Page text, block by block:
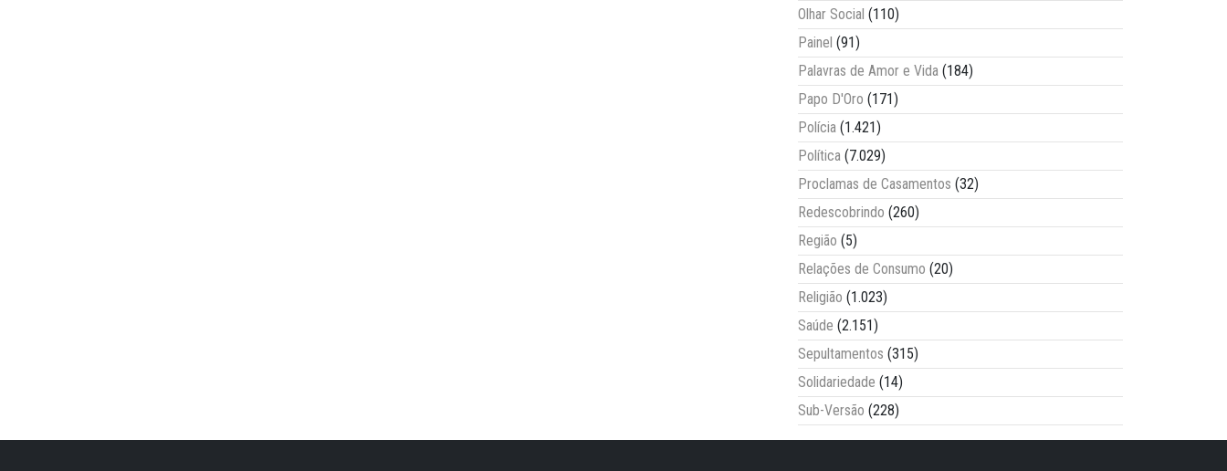
Olhar Social (110)
Painel (91)
Palavras de Amor e Vida (184)
Papo D'Oro (171)
Polícia (1.421)
Política (7.029)
Proclamas de Casamentos (32)
Redescobrindo (260)
Região (5)
Relações de Consumo (20)
Religião (1.023)
Saúde (2.151)
Sepultamentos (315)
Solidariedade (14)
Sub-Versão (228)